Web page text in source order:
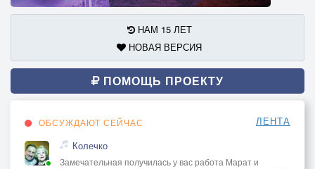
НАМ 15 ЛЕТ
НОВАЯ ВЕРСИЯ
ПОМОЩЬ ПРОЕКТУ
ОБСУЖДАЮТ СЕЙЧАС ЛЕНТА
Колечко
Замечательная получилась у вас работа Марат и